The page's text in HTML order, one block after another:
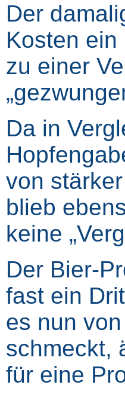
Der
Kosten
zu einer
Da in
von
blieb
keine
Der Bier-
fast ein
es nun
schmeckt,
für eine